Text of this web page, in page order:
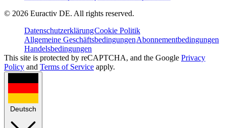
© 2026 Euractiv DE. All rights reserved.
DatenschutzerklärungCookie Politik
Allgemeine GeschäftsbedingungenAbonnementbedingungen
Handelsbedingungen
This site is protected by reCAPTCHA, and the Google Privacy
Policy and Terms of Service apply.
Deutsch